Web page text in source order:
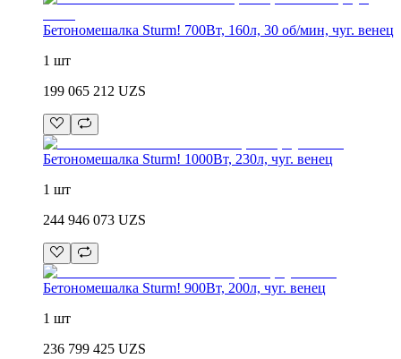
Бетономешалка Sturm! 700Вт, 160л, 30 об/мин, чуг. венец
1 шт
199 065 212 UZS
Бетономешалка Sturm! 1000Вт, 230л, чуг. венец
1 шт
244 946 073 UZS
Бетономешалка Sturm! 900Вт, 200л, чуг. венец
1 шт
236 799 425 UZS